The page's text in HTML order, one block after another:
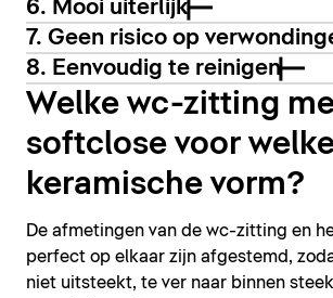
6. Mooi uiterlijk
7. Geen risico op
8. Eenvoudig te reinigen
Welke wc-zitting
softclose voor
keramische vorm?
De afmetingen van de wc-zitting en
perfect op elkaar zijn afgestemd,
niet uitsteekt, te ver naar binnen